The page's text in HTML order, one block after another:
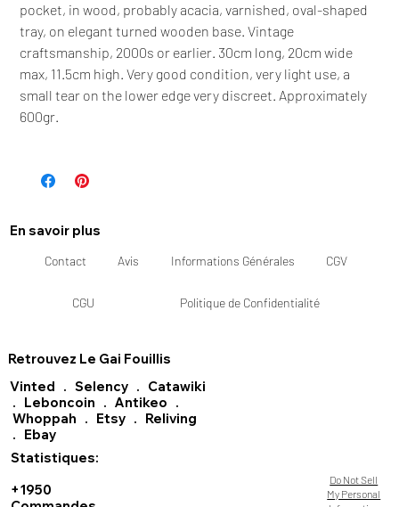
pocket, in wood, probably acacia, varnished, oval-shaped
tray, on elegant turned wooden base. Vintage
craftsmanship, 2000s or earlier. 30cm long, 20cm wide
max, 11.5cm high. Very good condition, very light use, a
small tear on the lower edge very discreet. Approximately
600gr.
Contact Avis Informations Générales CGV
CGU Politique de Confidentialité
En savoir plus
Retrouvez Le Gai Fouillis
Vinted . Selency. Catawiki
. Leboncoin . Antikeo .
Whoppah . Etsy. Reliving
. Ebay
Statistiques:
+1950
Do Not Sell
My Personal